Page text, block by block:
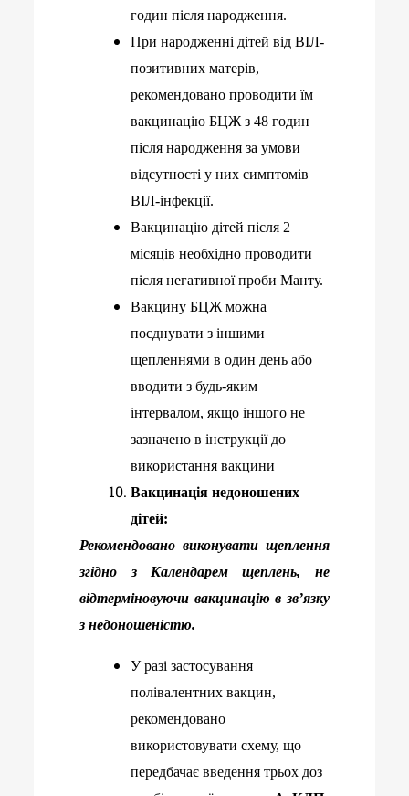
годин після народження.
При народженні дітей від ВІЛ-
позитивних матерів,
рекомендовано проводити їм
вакцинацію БЦЖ з 48 годин
після народження за умови
відсутності у них симптомів
ВІЛ-інфекції.
Вакцинацію дітей після 2
місяців необхідно проводити
після негативної проби Манту.
Вакцину БЦЖ можна
поєднувати з іншими
щепленнями в один день або
вводити з будь-яким
інтервалом, якщо іншого не
зазначено в інструкції до
використання вакцини
Вакцинація недоношених
дітей:
Рекомендовано виконувати щеплення
згідно з Календарем щеплень, не
відтерміновуючи вакцинацію в зв’язку
з недоношеністю.
У разі застосування
полівалентних вакцин,
рекомендовано
використовувати схему, що
передбачає введення трьох доз